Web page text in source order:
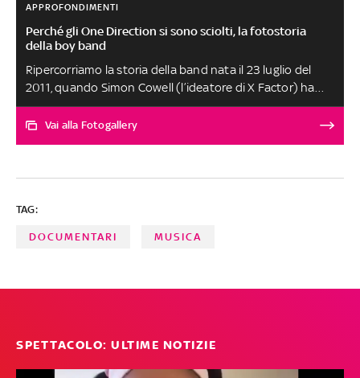
APPROFONDIMENTI
Perché gli One Direction si sono sciolti, la fotostoria
della boy band
Ripercorriamo la storia della band nata il 23 luglio del
2011, quando Simon Cowell (l’ideatore di X Factor) ha
creato ufficialmente questo gruppo musicale che è
stato in grado di conquistare milioni di fan in tutto il
morte di Liam Payne, ex membro della boyband morto il
piano dell'hotel Casa Sur di Buenos Aires, in Argentina
Vai alla Fotogallery
TAG:
DOCUMENTARI MUSICA
SPETTACOLO: ULTIME NOTIZIE